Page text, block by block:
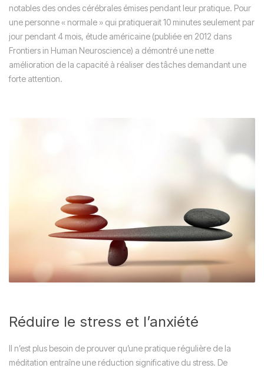
notables des ondes cérébrales émises pendant leur pratique. Pour
une personne « normale » qui pratiquerait 10 minutes seulement par
jour pendant 4 mois, étude américaine (publiée en 2012 dans
Frontiers in Human Neuroscience) a démontré une nette
amélioration de la capacité à réaliser des tâches demandant une
forte attention.
Réduire le stress et l’anxiété
Il n’est plus besoin de prouver qu’une pratique régulière de la
méditation entraîne une réduction significative du stress. De